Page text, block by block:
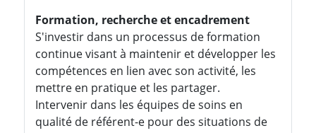
Formation, recherche et encadrement
S'investir dans un processus de formation
continue visant à maintenir et développer les
compétences en lien avec son activité, les
mettre en pratique et les partager.
Intervenir dans les équipes de soins en
qualité de référent-e pour des situations de